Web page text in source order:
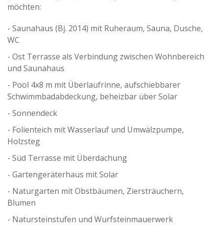
möchten:
- Saunahaus (Bj. 2014) mit Ruheraum, Sauna, Dusche,
WC
- Ost Terrasse als Verbindung zwischen Wohnbereich
und Saunahaus
- Pool 4x8 m mit Überlaufrinne, aufschiebbarer
Schwimmbadabdeckung, beheizbar über Solar
- Sonnendeck
- Folienteich mit Wasserlauf und Umwälzpumpe,
Holzsteg
- Süd Terrasse mit Überdachung
- Gartengeräterhaus mit Solar
- Naturgarten mit Obstbäumen, Ziersträuchern,
Blumen
- Natursteinstufen und Wurfsteinmauerwerk